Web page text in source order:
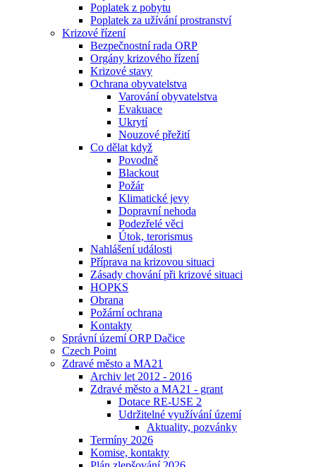
Poplatek z pobytu
Poplatek za užívání prostranství
Krizové řízení
Bezpečnostní rada ORP
Orgány krizového řízení
Krizové stavy
Ochrana obyvatelstva
Varování obyvatelstva
Evakuace
Ukrytí
Nouzové přežití
Co dělat když
Povodně
Blackout
Požár
Klimatické jevy
Dopravní nehoda
Podezřelé věci
Útok, terorismus
Nahlášení události
Příprava na krizovou situaci
Zásady chování při krizové situaci
HOPKS
Obrana
Požární ochrana
Kontakty
Správní území ORP Dačice
Czech Point
Zdravé město a MA21
Archiv let 2012 - 2016
Zdravé město a MA21 - grant
Dotace RE-USE 2
Udržitelné využívání území
Aktuality, pozvánky
Termíny 2026
Komise, kontakty